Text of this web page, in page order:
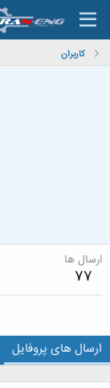
کاربران
ارسال ها
77
ارسال های پروفایل